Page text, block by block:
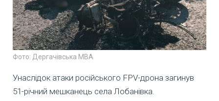
Фото: Дергачівська МВА
Унаслідок атаки російського FPV-дрона загинув
51-річний мешканець села Лобанівка.